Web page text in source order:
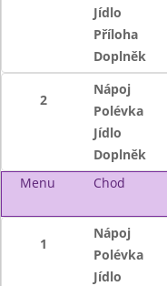
Jídlo
Příloha
Doplněk
2
Nápoj
Polévka
Jídlo
Doplněk
Menu
Chod
1
Nápoj
Polévka
Jídlo